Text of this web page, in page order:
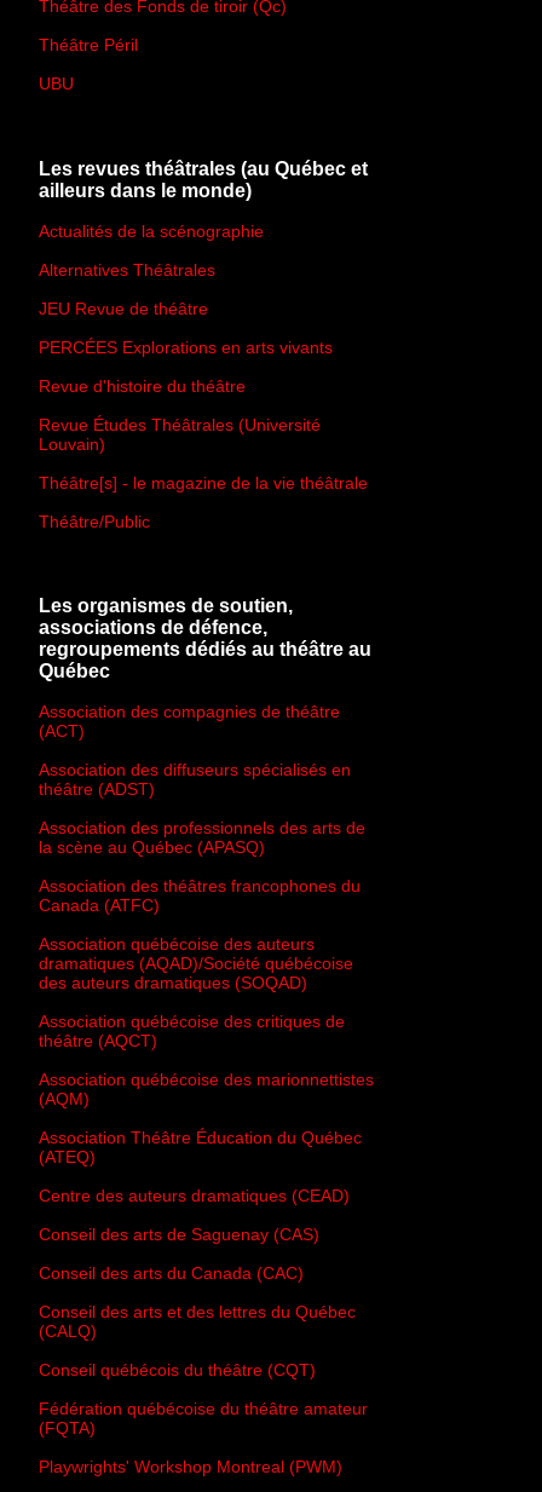
Théâtre des Fonds de tiroir (Qc)
Théâtre Péril
UBU
Les revues théâtrales (au Québec et
ailleurs dans le monde)
Actualités de la scénographie
Alternatives Théâtrales
JEU Revue de théâtre
PERCÉES Explorations en arts vivants
Revue d'histoire du théâtre
Revue Études Théâtrales (Université
Louvain)
Théâtre[s] - le magazine de la vie théâtrale
Théâtre/Public
Les organismes de soutien,
associations de défence,
regroupements dédiés au théâtre au
Québec
Association des compagnies de théâtre
(ACT)
Association des diffuseurs spécialisés en
théâtre (ADST)
Association des professionnels des arts de
la scène au Québec (APASQ)
Association des théâtres francophones du
Canada (ATFC)
Association québécoise des auteurs
dramatiques (AQAD)/Société québécoise
des auteurs dramatiques (SOQAD)
Association québécoise des critiques de
théâtre (AQCT)
Association québécoise des marionnettistes
(AQM)
Association Théâtre Éducation du Québec
(ATEQ)
Centre des auteurs dramatiques (CEAD)
Conseil des arts de Saguenay (CAS)
Conseil des arts du Canada (CAC)
Conseil des arts et des lettres du Québec
(CALQ)
Conseil québécois du théâtre (CQT)
Fédération québécoise du théâtre amateur
(FQTA)
Playwrights' Workshop Montreal (PWM)